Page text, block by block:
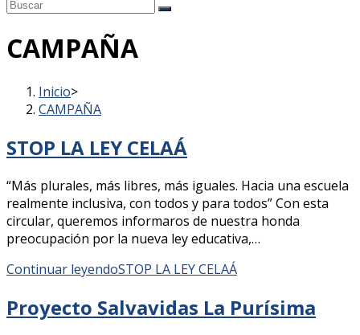
CAMPAÑA
Inicio>
CAMPAÑA
STOP LA LEY CELAÁ
“Más plurales, más libres, más iguales. Hacia una escuela
realmente inclusiva, con todos y para todos” Con esta
circular, queremos informaros de nuestra honda
preocupación por la nueva ley educativa,…
Continuar leyendoSTOP LA LEY CELAÁ
Proyecto Salvavidas La Purísima